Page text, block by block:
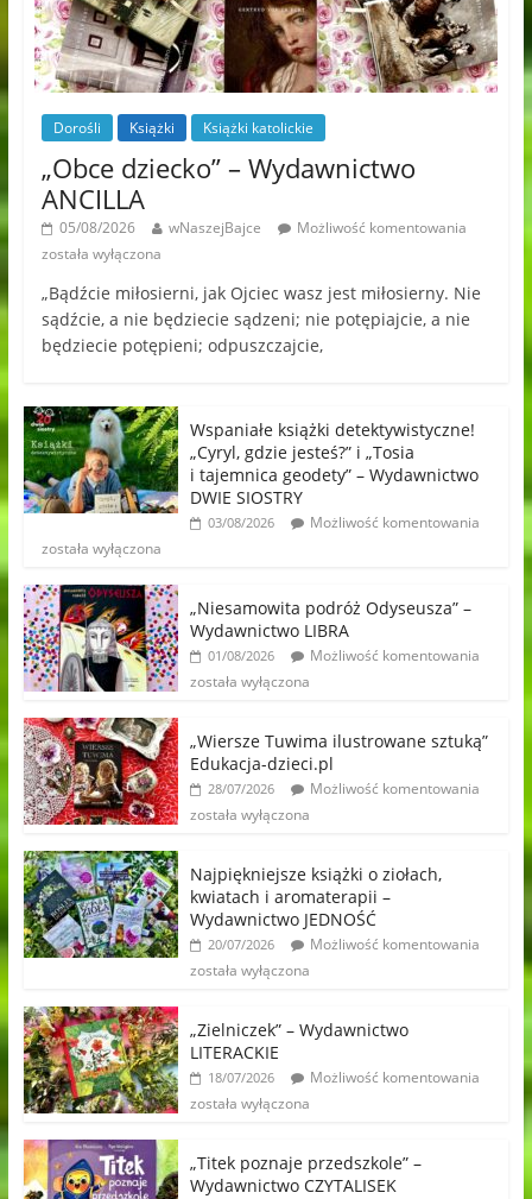
Dorośli Książki Książki katolickie
„Obce dziecko” – Wydawnictwo
ANCILLA
05/08/2026 wNaszejBajce
Możliwość komentowania
została wyłączona
„Bądźcie miłosierni, jak Ojciec wasz jest miłosierny. Nie
sądźcie, a nie będziecie sądzeni; nie potępiajcie, a nie
będziecie potępieni; odpuszczajcie,
Wspaniałe książki detektywistyczne!
„Cyryl, gdzie jesteś?” i „Tosia
i tajemnica geodety” – Wydawnictwo
DWIE SIOSTRY
03/08/2026
Możliwość komentowania
została wyłączona
„Niesamowita podróż Odyseusza” –
Wydawnictwo LIBRA
01/08/2026
Możliwość komentowania
została wyłączona
„Wiersze Tuwima ilustrowane sztuką”
Edukacja-dzieci.pl
28/07/2026
Możliwość komentowania
została wyłączona
Najpiękniejsze książki o ziołach,
kwiatach i aromaterapii –
Wydawnictwo JEDNOŚĆ
20/07/2026
Możliwość komentowania
została wyłączona
„Zielniczek” – Wydawnictwo
LITERACKIE
18/07/2026
Możliwość komentowania
została wyłączona
„Titek poznaje przedszkole” –
Wydawnictwo CZYTALISEK